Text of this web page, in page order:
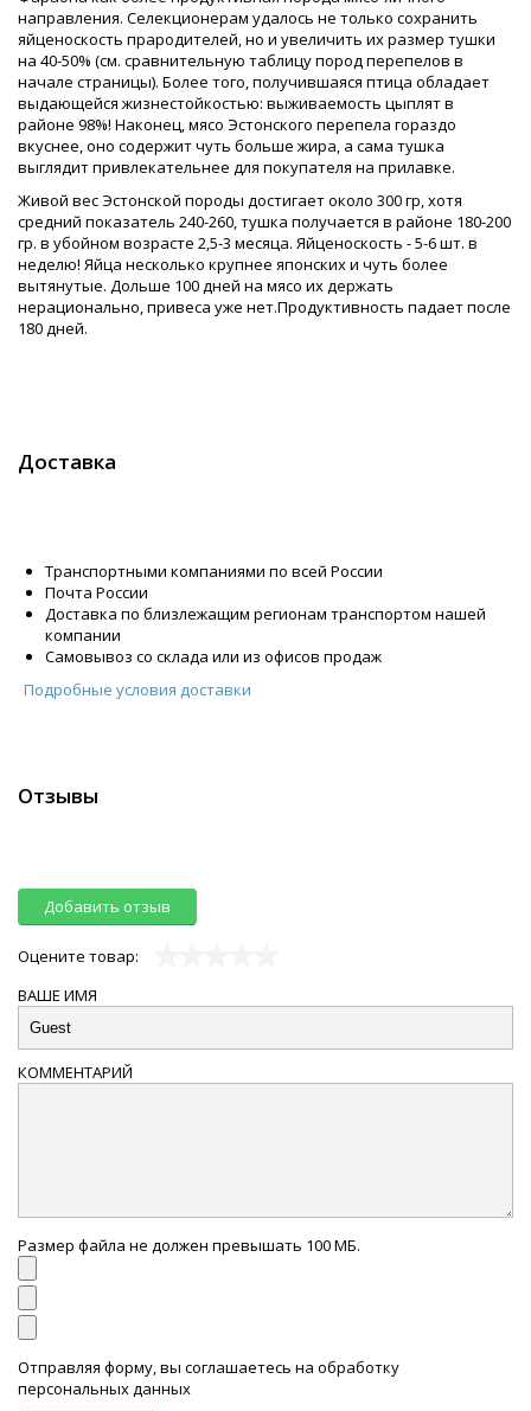
направления. Селекционерам удалось не только сохранить
яйценоскость прародителей, но и увеличить их размер тушки
на 40-50% (см. сравнительную таблицу пород перепелов в
начале страницы). Более того, получившаяся птица обладает
выдающейся жизнестойкостью: выживаемость цыплят в
районе 98%! Наконец, мясо Эстонского перепела гораздо
вкуснее, оно содержит чуть больше жира, а сама тушка
выглядит привлекательнее для покупателя на прилавке.
Живой вес Эстонской породы достигает около 300 гр, хотя
средний показатель 240-260, тушка получается в районе 180-200
гр. в убойном возрасте 2,5-3 месяца. Яйценоскость - 5-6 шт. в
неделю! Яйца несколько крупнее японских и чуть более
вытянутые. Дольше 100 дней на мясо их держать
нерационально, привеса уже нет.Продуктивность падает после
180 дней.
Доставка
Транспортными компаниями по всей России
Почта России
Доставка по близлежащим регионам транспортом нашей
компании
Самовывоз со склада или из офисов продаж
Подробные условия доставки
Отзывы
Добавить отзыв
Оцените товар:
ВАШЕ ИМЯ
КОММЕНТАРИЙ
Размер файла не должен превышать 100 МБ.
Отправляя форму, вы соглашаетесь на обработку
персональных данных